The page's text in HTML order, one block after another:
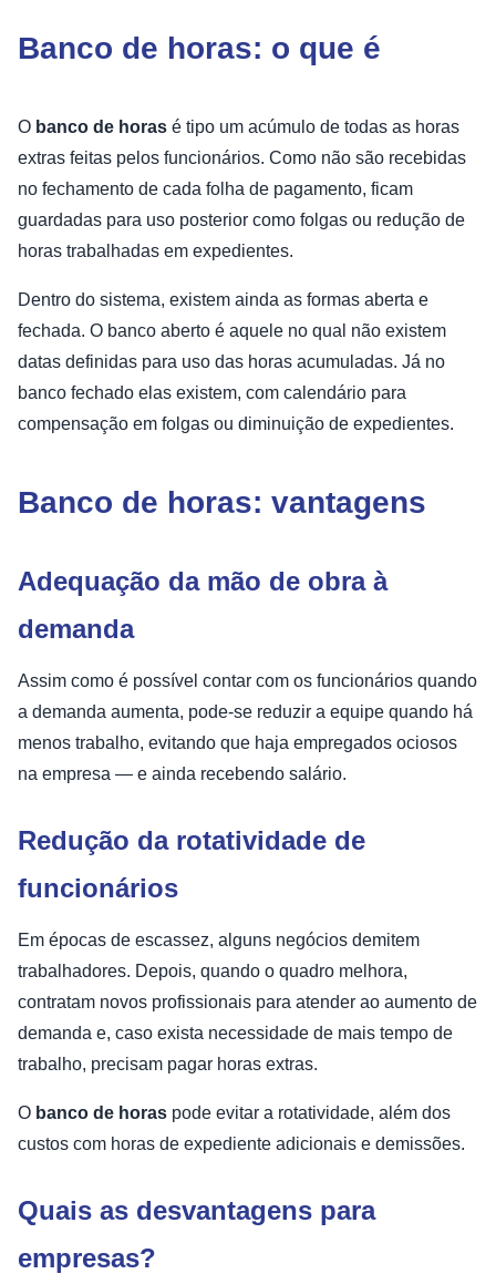
Banco de horas: o que é
O banco de horas é tipo um acúmulo de todas as horas
extras feitas pelos funcionários. Como não são recebidas
no fechamento de cada folha de pagamento, ficam
guardadas para uso posterior como folgas ou redução de
horas trabalhadas em expedientes.
Dentro do sistema, existem ainda as formas aberta e
fechada. O banco aberto é aquele no qual não existem
datas definidas para uso das horas acumuladas. Já no
banco fechado elas existem, com calendário para
compensação em folgas ou diminuição de expedientes.
Banco de horas: vantagens
Adequação da mão de obra à
demanda
Assim como é possível contar com os funcionários quando
a demanda aumenta, pode-se reduzir a equipe quando há
menos trabalho, evitando que haja empregados ociosos
na empresa — e ainda recebendo salário.
Redução da rotatividade de
funcionários
Em épocas de escassez, alguns negócios demitem
trabalhadores. Depois, quando o quadro melhora,
contratam novos profissionais para atender ao aumento de
demanda e, caso exista necessidade de mais tempo de
trabalho, precisam pagar horas extras.
O banco de horas pode evitar a rotatividade, além dos
custos com horas de expediente adicionais e demissões.
Quais as desvantagens para
empresas?